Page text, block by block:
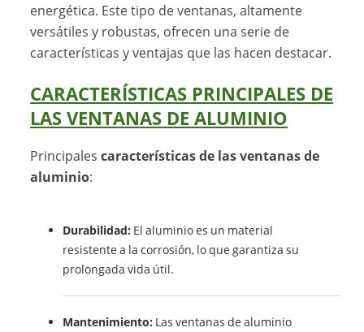
energética. Este tipo de ventanas, altamente
versátiles y robustas, ofrecen una serie de
características y ventajas que las hacen destacar.
CARACTERÍSTICAS PRINCIPALES DE
LAS VENTANAS DE ALUMINIO
Principalescaracterísticas de las ventanas de
aluminio:
Durabilidad: El aluminio es un material
resistente a la corrosión, lo que garantiza su
prolongada vida útil.
Mantenimiento: Las ventanas de aluminio